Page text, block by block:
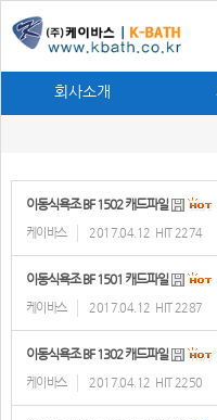
회사소개
이동식욕조 BF 1502 캐드파일
케이바스 2017.04.12 HIT 2274
이동식욕조 BF 1501 캐드파일
케이바스 2017.04.12 HIT 2287
이동식욕조 BF 1302 캐드파일
케이바스 2017.04.12 HIT 2250